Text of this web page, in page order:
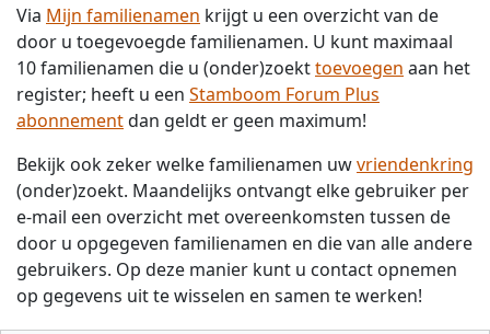
Via Mijn familienamen krijgt u een overzicht van de
door u toegevoegde familienamen. U kunt maximaal
10 familienamen die u (onder)zoekttoevoegen aan het
register; heeft u een Stamboom Forum Plus
abonnementdan geldt er geen maximum!
Bekijk ook zeker welke familienamen uwvriendenkring
(onder)zoekt. Maandelijks ontvangt elke gebruiker per
e-mail een overzicht met overeenkomsten tussen de
door u opgegeven familienamen en die van alle andere
gebruikers. Op deze manier kunt u contact opnemen
op gegevens uit te wisselen en samen te werken!